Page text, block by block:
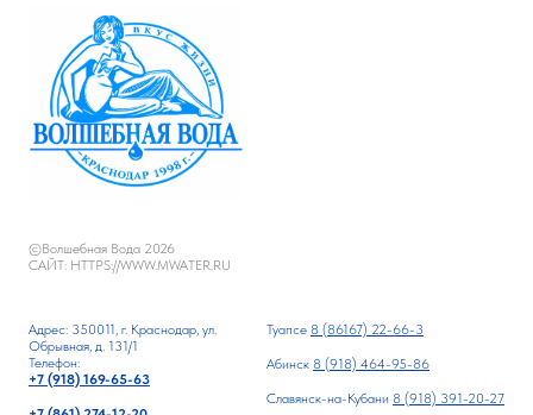
©Волшебная Вода 2026
САЙТ: HTTPS://WWW.MWATER.RU
Адрес: 350011, г. Краснодар, ул.
Обрывная, д. 131/1
Телефон:
+7 (918) 169-65-63
Туапсе 8 (86167) 22-66-3
Абинск 8 (918) 464-95-86
Славянск-на-Кубани 8 (918) 391-20-27